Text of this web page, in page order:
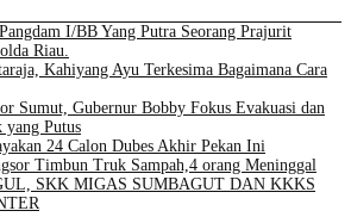
I/BB Yang Putra Seorang Prajurit
Riau.
Kahiyang Ayu Terkesima Bagaimana Cara
Sumut, Gubernur Bobby Fokus Evakuasi dan
yang Putus
24 Calon Dubes Akhir Pekan Ini
Timbun Truk Sampah,4 orang Meninggal
SKK MIGAS SUMBAGUT DAN KKKS